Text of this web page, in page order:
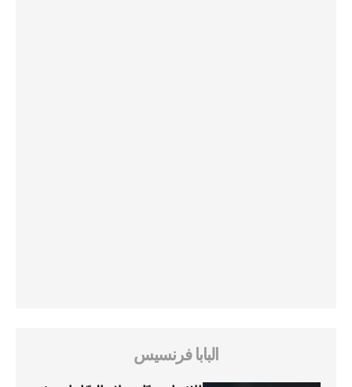
البابا فرنسيس